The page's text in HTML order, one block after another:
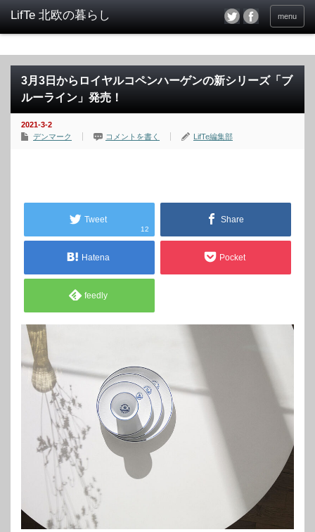
menu
3月3日からロイヤルコペンハーゲンの新シリーズ「ブ
ルーライン」発売！
2021-3-2
デンマーク
コメントを書く LifTe編集部
Tweet
12
Share
Hatena Pocket
feedly